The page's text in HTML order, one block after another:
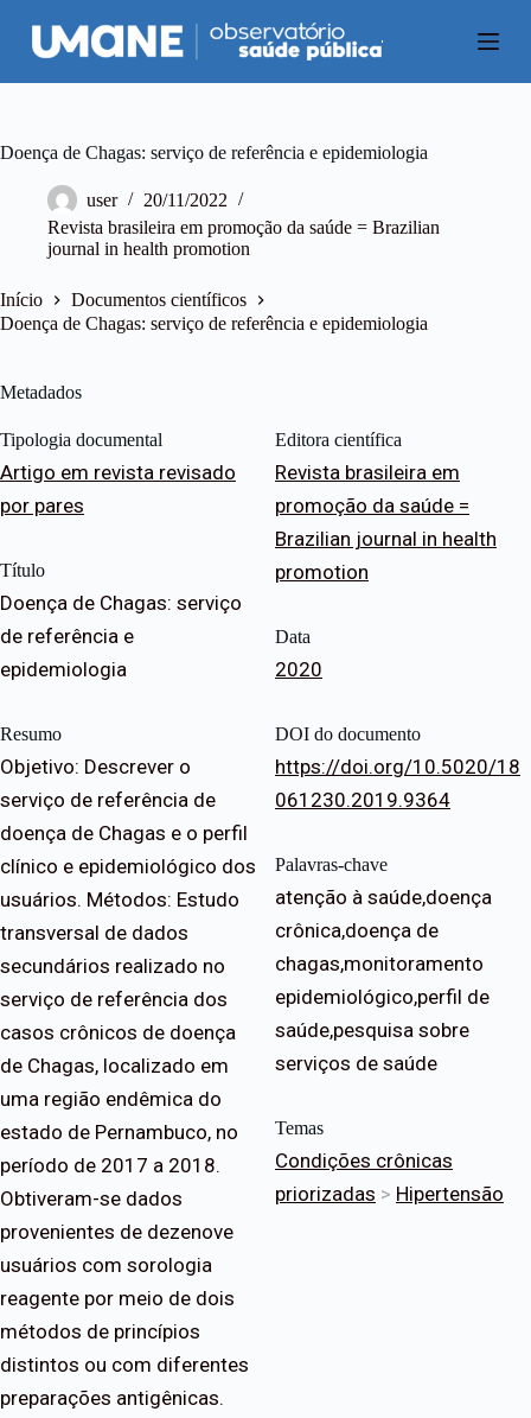
P
u
a
a
t
e
o
Doença de Chagas: serviço de referência e epidemiologia
user
20/11/2022
Revista brasileira em promoção da saúde = Brazilian
journal in health promotion
Início
Documentos científicos
Doença de Chagas: serviço de referência e epidemiologia
Metadados
Tipologia documental
Artigo em revista revisado
por pares
Título
Doença de Chagas: serviço
de referência e
epidemiologia
Resumo
Objetivo: Descrever o
serviço de referência de
doença de Chagas e o perfil
clínico e epidemiológico dos
usuários. Métodos: Estudo
transversal de dados
secundários realizado no
serviço de referência dos
casos crônicos de doença
de Chagas, localizado em
uma região endêmica do
estado de Pernambuco, no
período de 2017 a 2018.
Obtiveram-se dados
provenientes de dezenove
usuários com sorologia
reagente por meio de dois
métodos de princípios
distintos ou com diferentes
preparações antigênicas.
Editora científica
Revista brasileira em
promoção da saúde =
Brazilian journal in health
promotion
Data
2020
DOI do documento
https://doi.org/10.5020/18
061230.2019.9364
Palavras-chave
atenção à saúde,doença
crônica,doença de
chagas,monitoramento
epidemiológico,perfil de
saúde,pesquisa sobre
serviços de saúde
Temas
Condições crônicas
priorizadas > Hipertensão